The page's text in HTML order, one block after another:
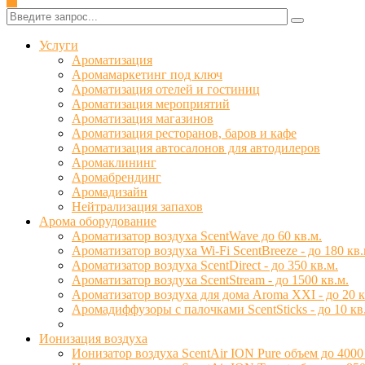
Услуги
Ароматизация
Аромамаркетинг под ключ
Ароматизация отелей и гостиниц
Ароматизация мероприятий
Ароматизация магазинов
Ароматизация ресторанов, баров и кафе
Ароматизация автосалонов для автодилеров
Аромаклининг
Аромабрендинг
Аромадизайн
Нейтрализация запахов
Арома оборудование
Ароматизатор воздуха ScentWave до 60 кв.м.
Ароматизатор воздуха Wi-Fi ScentBreeze - до 180
Ароматизатор воздуха ScentDirect - до 350 кв.м.
Ароматизатор воздуха ScentStream - до 1500 кв.м.
Ароматизатор воздуха для дома Aroma XXI - до 20
Аромадиффузоры с палочками ScentSticks - до 10
Ионизация воздуха
Ионизатор воздуха ScentAir ION Pure объем до